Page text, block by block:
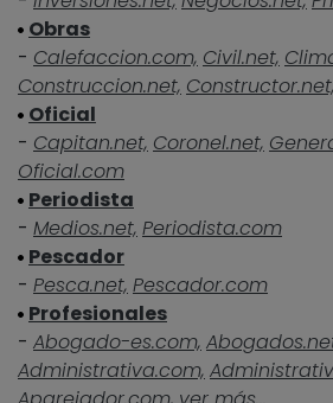
Obras
- Calefaccion.com, Civil.net,
Construccion.net, Constructor.net,
Oficial
- Capitan.net, Coronel.net,
Oficial.com
Periodista
- Medios.net, Periodista.com
Pescador
- Pesca.net, Pescador.com
Profesionales
- Abogado-es.com,
Administrativa.com,